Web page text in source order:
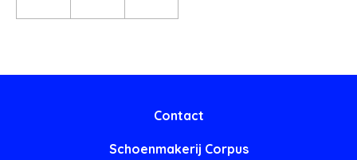
Contact
Schoenmakerij Corpus